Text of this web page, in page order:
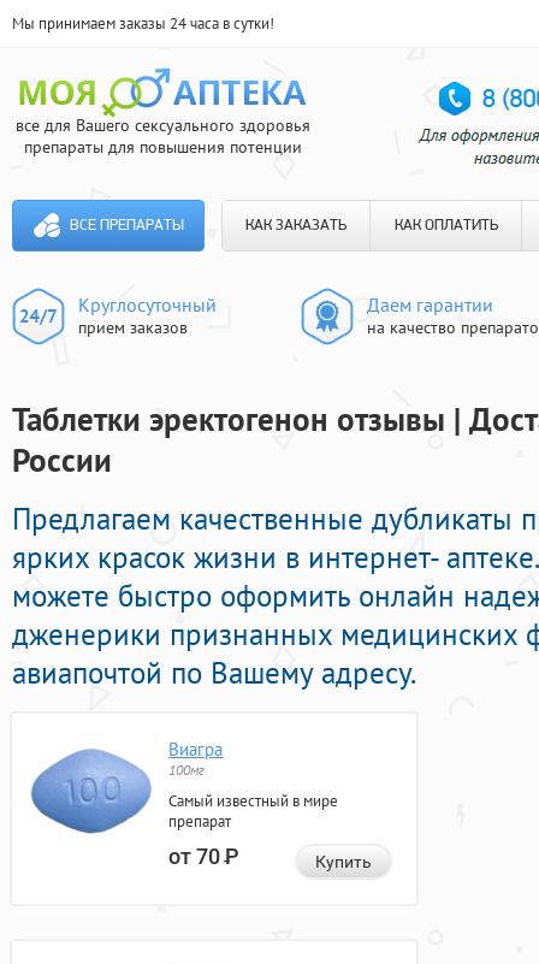
Мы принимаем заказы 24 часа в сутки!
все для Вашего сексуального здоровья
препараты для повышения потенции
ВСЕ ПРЕПАРАТЫ КАК ЗАКАЗАТЬ КАК ОПЛАТИТЬ
Круглосуточный
прием заказов
Даем гарантии
на качество
Таблетки эректогенон отзывы |
России
Предлагаем качественные дубликаты
ярких красок жизни в интернет-
можете быстро оформить онлайн
дженерики признанных медицинских
авиапочтой по Вашему адресу.
Виагра
100мг
Самый известный в мире
препарат
от 70Р Купить